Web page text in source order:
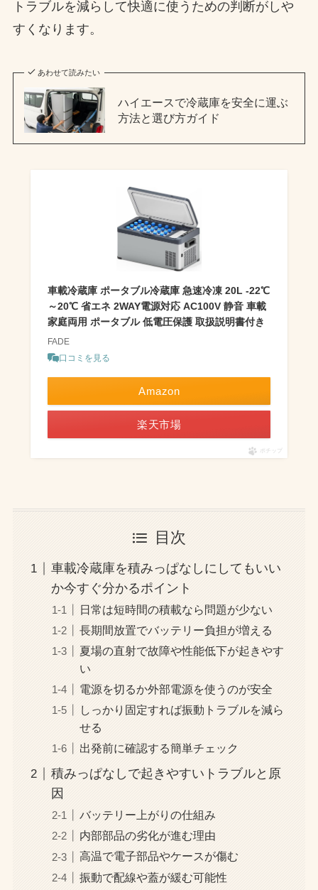
トラブルを減らして快適に使うための判断がしや
すくなります。
あわせて読みたい
ハイエースで冷蔵庫を安全に運ぶ
方法と選び方ガイド
車載冷蔵庫 ポータブル冷蔵庫 急速冷凍 20L -22℃
～20℃ 省エネ 2WAY電源対応 AC100V 静音 車載
家庭両用 ポータブル 低電圧保護 取扱説明書付き
FADE
口コミを見る
Amazon
楽天市場
ポチップ
目次
車載冷蔵庫を積みっぱなしにしてもいい
か今すぐ分かるポイント
日常は短時間の積載なら問題が少ない
長期間放置でバッテリー負担が増える
夏場の直射で故障や性能低下が起きやす
い
電源を切るか外部電源を使うのが安全
しっかり固定すれば振動トラブルを減ら
せる
出発前に確認する簡単チェック
積みっぱなしで起きやすいトラブルと原
因
バッテリー上がりの仕組み
内部部品の劣化が進む理由
高温で電子部品やケースが傷む
振動で配線や蓋が緩む可能性